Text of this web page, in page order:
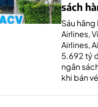
sách
Sáu
Airlines,
Airlines,
5.692 tỷ
ngân
khi bán